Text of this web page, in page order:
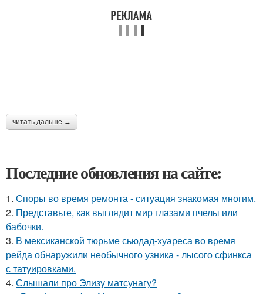
читать дальше →
Последние обновления на сайте:
1. Споры во время ремонта - ситуация знакомая многим.
2. Представьте, как выглядит мир глазами пчелы или
бабочки.
3. В мексиканской тюрьме сьюдад-хуареса во время
рейда обнаружили необычного узника - лысого сфинкса
с татуировками.
4. Слышали про Элизу матсунагу?